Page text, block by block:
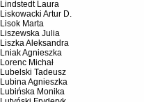
Lindstedt Laura
Liskowacki Artur D.
Lisok Marta
Liszewska Julia
Liszka Aleksandra
Lniak Agnieszka
Lorenc Michał
Lubelski Tadeusz
Lubina Agnieszka
Lubińska Monika